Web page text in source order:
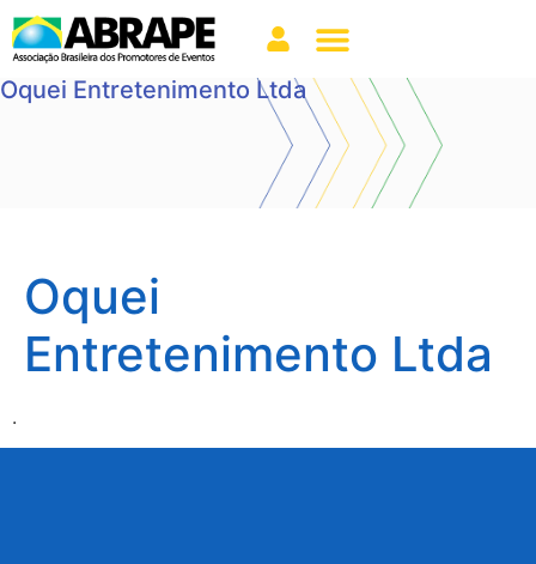
Oquei Entretenimento Ltda
Oquei
Entretenimento Ltda
.